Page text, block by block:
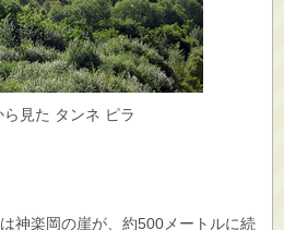
ら見た タンネ ピラ
神楽岡の崖が、約500メートルに続